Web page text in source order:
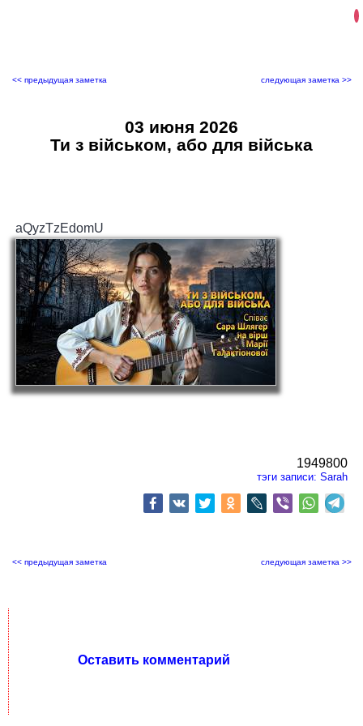
<< предыдущая заметка следующая заметка >>
03 июня 2026
Ти з військом, або для війська
aQyzTzEdomU
1949800
тэги записи: Sarah
<< предыдущая заметка следующая заметка >>
Оставить комментарий